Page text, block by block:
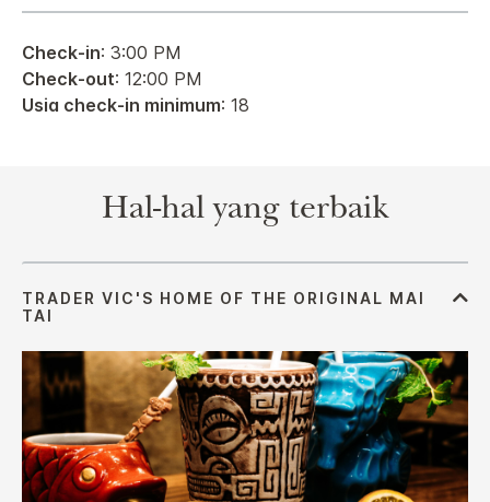
Check-in: 3:00 PM
Check-out: 12:00 PM
Usia check-in minimum: 18
Hal-hal yang terbaik